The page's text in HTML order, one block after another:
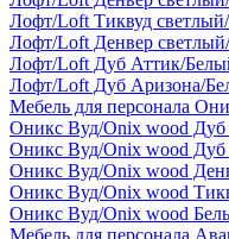
Лофт/Loft Тиквуд
Лофт/Loft Денвер
Лофт/Loft Дуб Аттик/
Лофт/Loft Дуб Аризона/
Мебель для персонала
Оникс Вуд/Onix wood Дуб
Оникс Вуд/Onix wood Дуб
Оникс Вуд/Onix wood
Оникс Вуд/Onix wood
Оникс Вуд/Onix wood
Мебель для персонала